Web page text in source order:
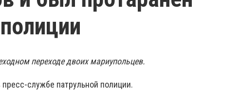
переходе двоих мариупольцев.
службе патрульной полиции.